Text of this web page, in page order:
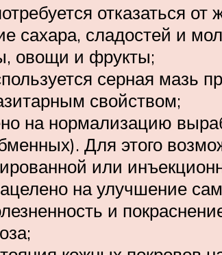
отказаться
сахара, сладостей и
овощи и фрукты;
серная мазь
свойством;
на нормализацию
Для этого
или
на улучшение
и